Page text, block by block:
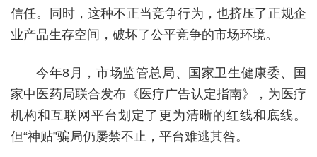
信任。同时，这种不正当竞争行为，也挤压了正规企
业产品生存空间，破坏了公平竞争的市场环境。
今年8月，市场监管总局、国家卫生健康委、国
家中医药局联合发布《医疗广告认定指南》，为医疗
机构和互联网平台划定了更为清晰的红线和底线。
但“神贴”骗局仍屡禁不止，平台难逃其咎。